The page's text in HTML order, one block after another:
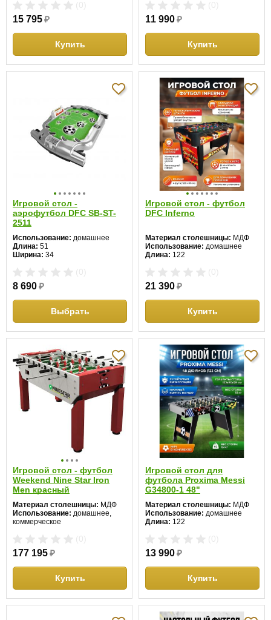
15 795₽
Купить
11 990₽
Купить
Игровой стол -
аэрофутбол DFC SB-ST-
2511
Использование: домашнее
Длина: 51
Ширина: 34
8 690₽
Выбрать
Игровой стол - футбол
DFC Inferno
Материал столешницы: МДФ
Использование: домашнее
Длина: 122
21 390₽
Купить
Игровой стол - футбол
Weekend Nine Star Iron
Men красный
Материал столешницы: МДФ
Использование: домашнее,
коммерческое
Высота: 88 см
177 195₽
Купить
Игровой стол для
футбола Proxima Messi
G34800-1 48"
Материал столешницы: МДФ
Использование: домашнее
Длина: 122
13 990₽
Купить